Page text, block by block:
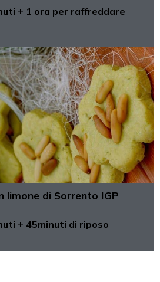
+ 1 ora per raffreddare
limone di Sorrento IGP
+ 45minuti di riposo